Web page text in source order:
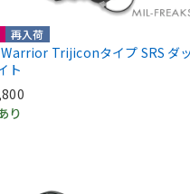
再入荷
Trijiconタイプ SRS ダッ
ト
り